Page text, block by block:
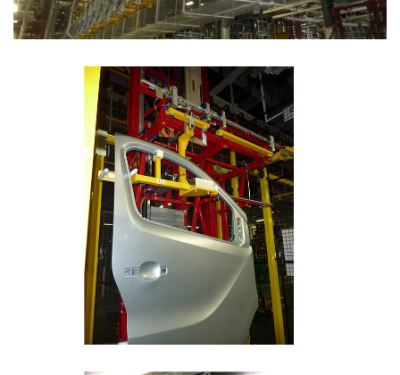
Station de chargement / déchargement automatique